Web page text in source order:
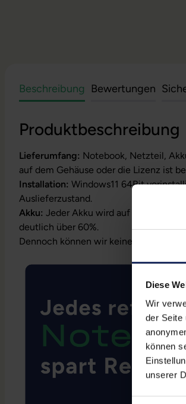
Diese
Wir
der Seite
können
unserer
Beschreibung Bewertungen
Produktbeschreibung
Lieferumfang: Notebook, Netzteil,
auf dem Gehäuse oder die Lizenz ist
Installation: Windows11 64Bit
Auslieferzustand.
Akku: Jeder Akku wird auf Funktion
deutlich über 60%.
Dennoch können wir keine